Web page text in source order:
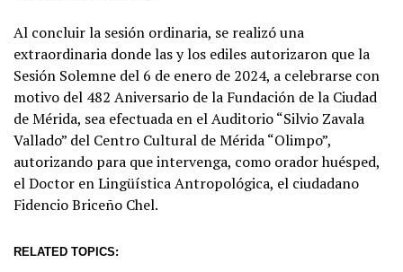
Al concluir la sesión ordinaria, se realizó una
extraordinaria donde las y los ediles autorizaron que la
Sesión Solemne del 6 de enero de 2024, a celebrarse con
motivo del 482 Aniversario de la Fundación de la Ciudad
de Mérida, sea efectuada en el Auditorio “Silvio Zavala
Vallado” del Centro Cultural de Mérida “Olimpo”,
autorizando para que intervenga, como orador huésped,
el Doctor en Lingüística Antropológica, el ciudadano
Fidencio Briceño Chel.
RELATED TOPICS: